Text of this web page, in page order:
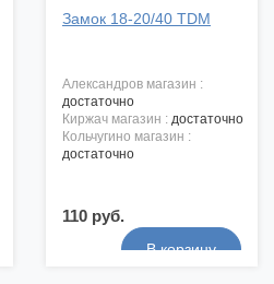
Замок 18-20/40 TDM
александров магазин :
достаточно
киржач магазин : достаточно
кольчугино магазин :
достаточно
110 руб.